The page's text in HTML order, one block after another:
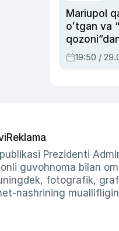
Mariupol
oʻtgan va
qahramon
armiyasi
19:50 /
Reklama
Prezidenti
guvohnoma bilan
fotografik,
nashrining